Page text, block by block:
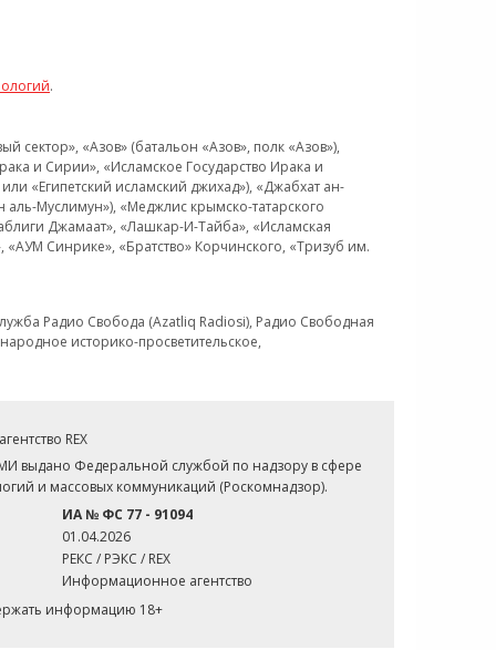
.
«Азов» (батальон «Азов», полк «Азов»),
и Сирии», «Исламское Государство Ирака и
«Египетский исламский джихад»), «Джабхат ан-
Муслимун»), «Меджлис крымско-татарского
Джамаат», «Лашкар-И-Тайба», «Исламская
Синрике», «Братство» Корчинского, «Тризуб им.
Радио Свобода (Azatliq Radiosi), Радио Свободная
историко-просветительское,
REX
выдано Федеральной службой по надзору в сфере
и массовых коммуникаций (Роскомнадзор).
ИА № ФС 77 - 91094
01.04.2026
РЕКС / РЭКС / REX
Информационное агентство
информацию 18+